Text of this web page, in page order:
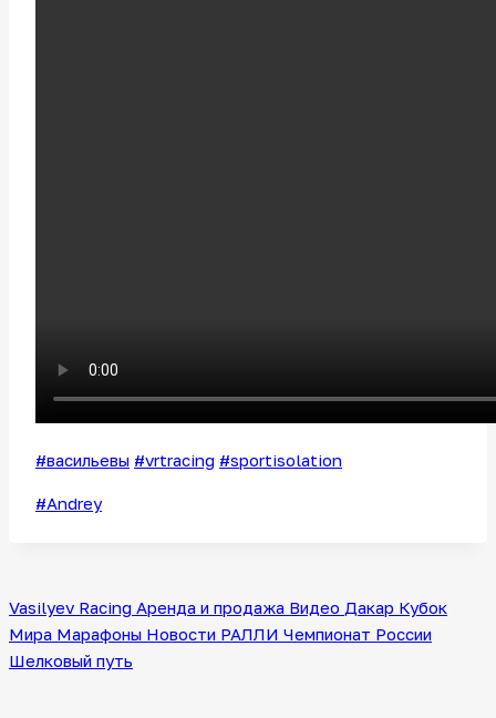
#васильевы #vrtracing #sportisolation
Метки
#Andrey
Vasilyev Racing Аренда и продажа Видео Дакар Кубок
Мира Марафоны Новости РАЛЛИ Чемпионат России
Шелковый путь